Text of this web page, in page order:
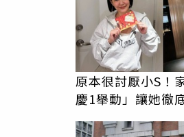
原本很討厭小S！
慶1舉動」讓她
友洗版認證